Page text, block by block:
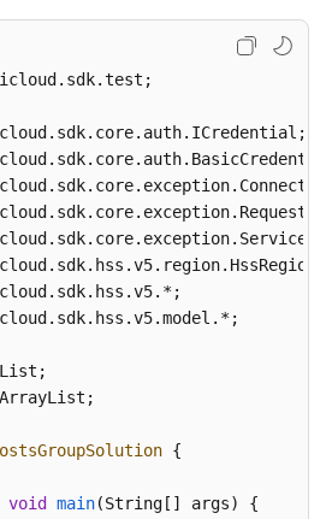
{
void main(String[] args)
{